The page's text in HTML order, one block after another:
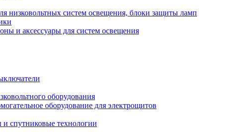
низковольтных систем освещения, блоки защиты ламп
и аксессуары для систем освещения
оборудования
оборудование для электрощитов
спутниковые технологии